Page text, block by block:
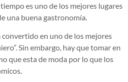
es uno de los mejores lugares
una buena gastronomía.
en uno de los mejores
Sin embargo, hay que tomar en
que esta de moda por lo que los